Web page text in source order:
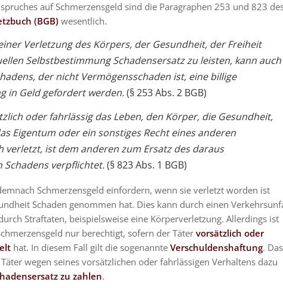
auf Schmerzensgeld sind die Paragraphen 253 und 823
(BGB)wesentlich.
Verletzung des Körpers, der Gesundheit, der Freiheit
Selbstbestimmung Schadensersatz zu leisten, kann auch
der nicht Vermögensschaden ist, eine billige
in Geld gefordert werden.(§ 253 Abs. 2 BGB)
oder fahrlässig das Leben, den Körper, die Gesundheit,
Eigentum oder ein sonstiges Recht eines anderen
verletzt, ist dem anderen zum Ersatz des daraus
Schadens verpflichtet.(§ 823 Abs. 1 BGB)
Schmerzensgeld einfordern, wenn sie verletzt worden ist
Schaden genommen hat. Dies kann durch einen
Straftaten, beispielsweise eine Körperverletzung. Allerdings ist
nur berechtigt, sofern der Täter vorsätzlich oder
hat. In diesem Fall gilt die sogenannte Verschuldenshaftung. Das
wegen seines vorsätzlichen oder fahrlässigen Verhaltens dazu
zu zahlen.